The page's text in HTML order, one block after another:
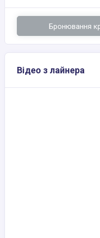
Бронювання
Відео з лайнера